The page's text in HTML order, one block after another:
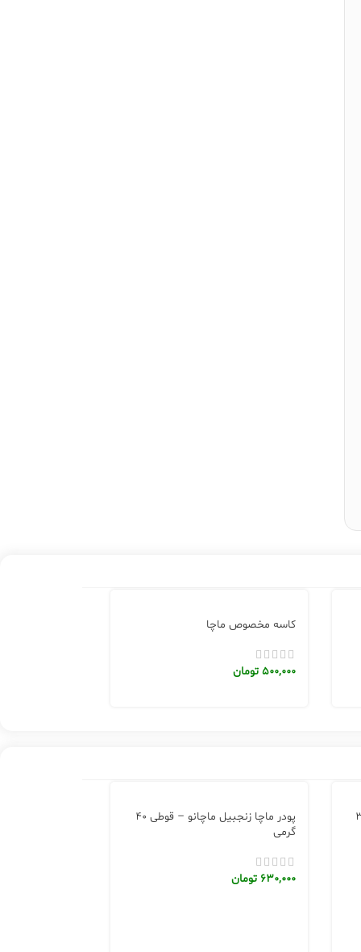
کاسه مخصوص ماچا
500,000 تومان
جعبه 30
پودر ماچا زنجبیل ماچانو – قوطی 40
گرمی
630,000 تومان